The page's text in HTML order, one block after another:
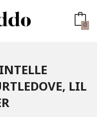
0
LIL